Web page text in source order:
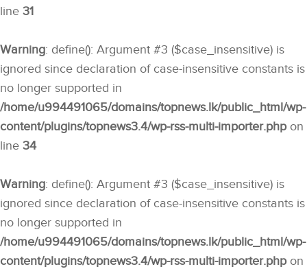
line 31
Warning: define(): Argument #3 ($case_insensitive) is
ignored since declaration of case-insensitive constants is
no longer supported in
/home/u994491065/domains/topnews.lk/public_html/wp-
content/plugins/topnews3.4/wp-rss-multi-importer.phpon
line 34
Warning: define(): Argument #3 ($case_insensitive) is
ignored since declaration of case-insensitive constants is
no longer supported in
/home/u994491065/domains/topnews.lk/public_html/wp-
content/plugins/topnews3.4/wp-rss-multi-importer.phpon